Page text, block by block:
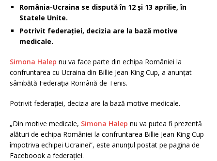
România-Ucraina se dispută în 12 şi 13 aprilie, în
Statele Unite.
Potrivit federaţiei, decizia are la bază motive
medicale.
Simona Halep nu va face parte din echipa României la
confruntarea cu Ucraina din Billie Jean King Cup, a anunţat
sâmbătă Federaţia Română de Tenis.
Potrivit federaţiei, decizia are la bază motive medicale.
„Din motive medicale, Simona Halep nu va putea fi prezentă
alături de echipa României la confruntarea Billie Jean King Cup
împotriva echipei Ucrainei”, este anunţul postat pe pagina de
Faceboook a federaţiei.